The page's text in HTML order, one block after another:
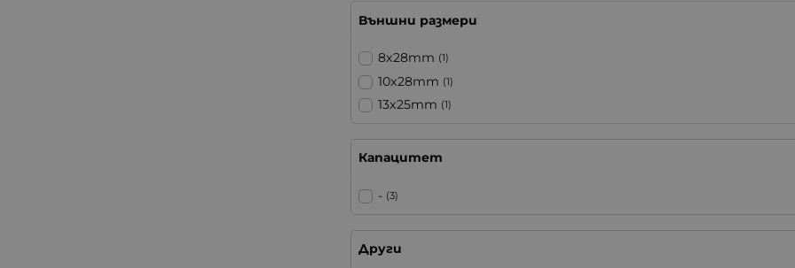
Външни размери
8x28mm (1)
10x28mm (1)
13x25mm (1)
Капацитет
- (3)
Други